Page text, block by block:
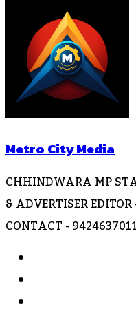
Metro City Media
CHHINDWARA MP
& ADVERTISER
CONTACT -